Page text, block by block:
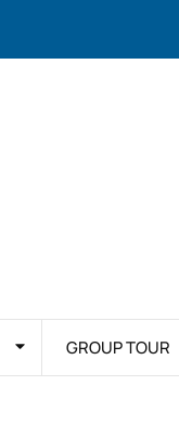
GROUP TOUR